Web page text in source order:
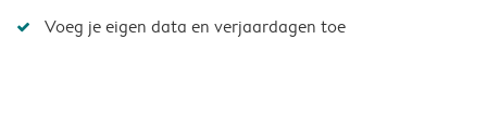
Voeg je eigen data en verjaardagen toe